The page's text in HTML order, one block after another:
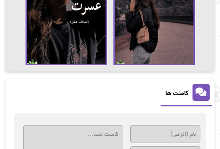
کامنت ها